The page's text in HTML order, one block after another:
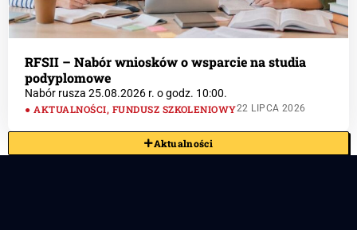
RFSII – Nabór wniosków o wsparcie na studia
podyplomowe
Nabór rusza 25.08.2026 r. o godz. 10:00.
AKTUALNOŚCI, FUNDUSZ SZKOLENIOWY22 LIPCA 2026
Aktualności